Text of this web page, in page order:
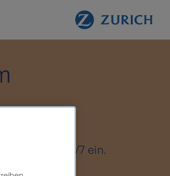
24/7 ein.